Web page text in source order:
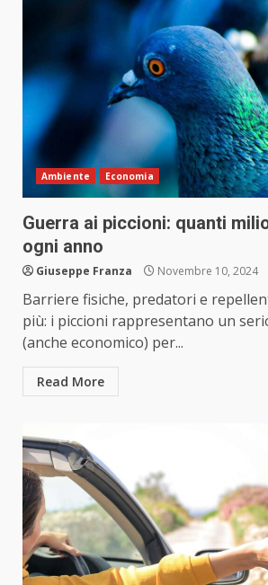
Ambiente Economia
Guerra ai piccioni: quanti
ogni anno
Giuseppe Franza Novembre 10, 2024
Barriere fisiche, predatori e
più: i piccioni rappresentano un
(anche economico) per...
Read More